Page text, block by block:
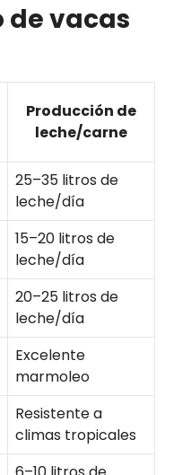
de vacas
Producción de
leche/carne
25–35 litros de
leche/día
15–20 litros de
leche/día
20–25 litros de
leche/día
Excelente
marmoleo
Resistente a
climas tropicales